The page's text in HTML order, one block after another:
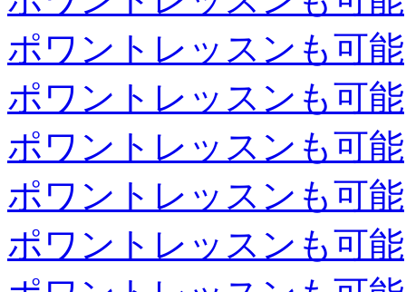
ポワントレッスンも可能
ポワントレッスンも可能
ポワントレッスンも可能
ポワントレッスンも可能
ポワントレッスンも可能